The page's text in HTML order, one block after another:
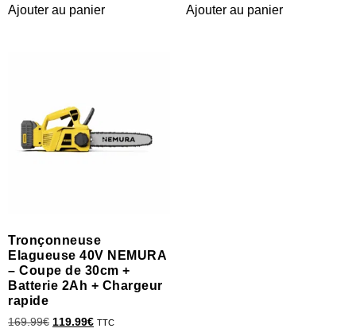
Ajouter au panier Ajouter au panier
Tronçonneuse
Elagueuse 40V NEMURA
– Coupe de 30cm +
Batterie 2Ah + Chargeur
rapide
169.99€ 119.99€ TTC